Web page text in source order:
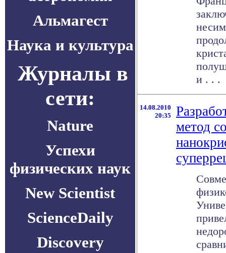
Альмагест
Наука и культура
Журналы в
сети:
Nature
Успехи
физических наук
New Scientist
ScienceDaily
Discovery
и . . .
14.08.2010
20:35
метод